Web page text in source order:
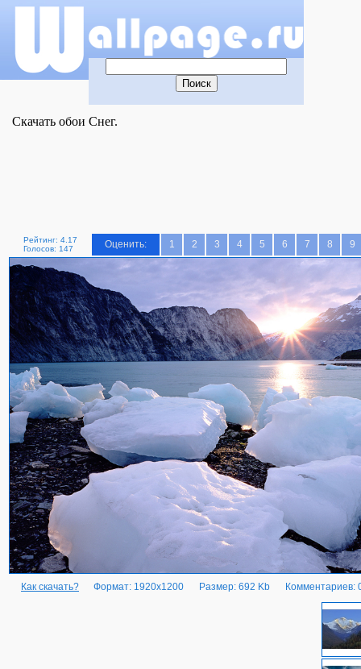
Скачать обои Снег.
Рейтинг: 4.17
Голосов: 147
Оценить: 1 2 3 4 5 6 7 8 9
Как скачать? Формат: 1920x1200 Размер: 692 Kb Комментариев: